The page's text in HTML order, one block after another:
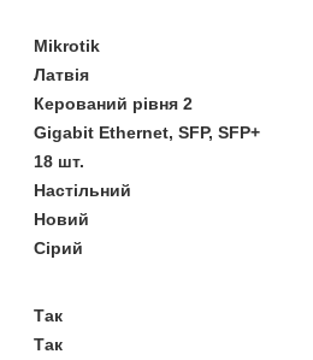
Mikrotik
Латвія
Керований рівня 2
Gigabit Ethernet, SFP, SFP+
18 шт.
Настільний
Новий
Сірий
Так
Так